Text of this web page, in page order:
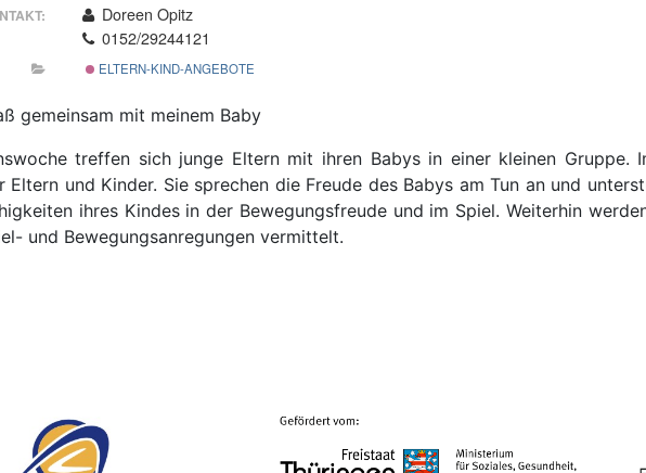
Doreen Opitz
0152/29244121
ELTERN-KIND-ANGEBOTE
gemeinsam mit meinem Baby
treffen sich junge Eltern mit ihren Babys in einer kleinen Gruppe.
Eltern und Kinder. Sie sprechen die Freude des Babys am Tun an und
ihres Kindes in der Bewegungsfreude und im Spiel. Weiterhin
und Bewegungsanregungen vermittelt.